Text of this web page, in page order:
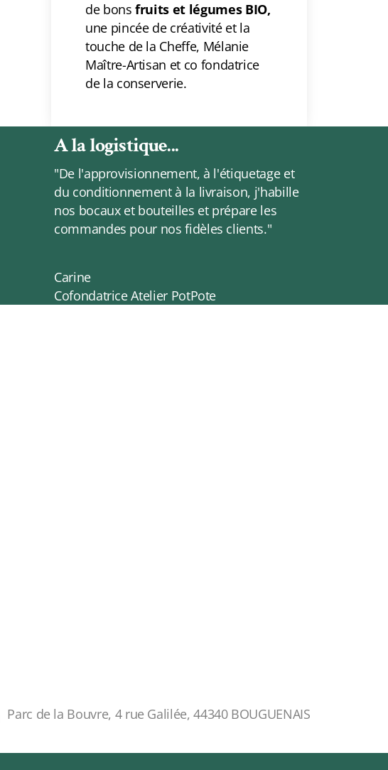
de bons fruits et légumes BIO,
une pincée de créativité et la
touche de la Cheffe, Mélanie
Maître-Artisan et co fondatrice
de la conserverie.
A la logistique...
"De l'approvisionnement, à l'étiquetage et
du conditionnement à la livraison, j'habille
nos bocaux et bouteilles et prépare les
commandes pour nos fidèles clients."
Carine
Cofondatrice Atelier PotPote
Parc de la Bouvre, 4 rue Galilée, 44340 BOUGUENAIS